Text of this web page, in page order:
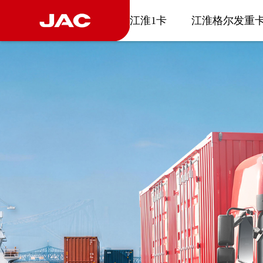
江淮1卡 江淮格尔发重